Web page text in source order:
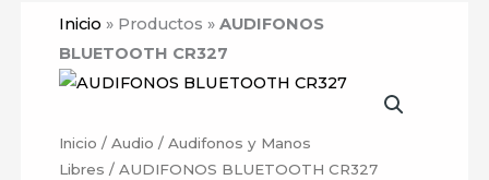
Inicio » Productos »AUDIFONOS
BLUETOOTH CR327
Inicio /Audio /Audifonos y Manos
Libres / AUDIFONOS BLUETOOTH CR327